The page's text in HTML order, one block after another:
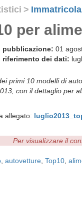
>
per
pubblicazione: 01
riferimento dei dati:
primi 10 modelli di
con il dettaglio per
allegato:
Per visualizzare il
autovetture Top10